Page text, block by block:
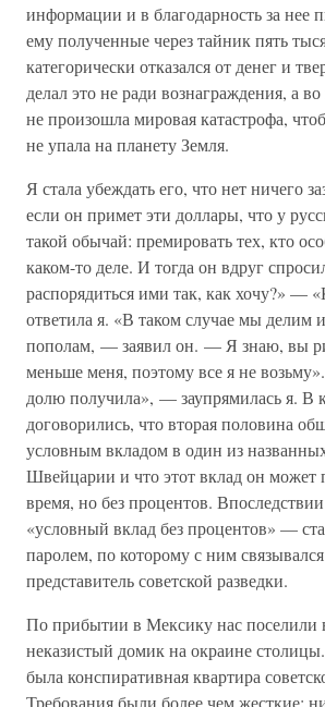
информации и в благодарность за нее
ему полученные через тайник пять
категорически отказался от денег и
делал это не ради вознаграждения, а
не произошла мировая катастрофа,
не упала на планету Земля.
Я стала убеждать его, что нет ничего
если он примет эти доллары, что у
такой обычай: премировать тех, кто
каком-то деле. И тогда он вдруг
распорядиться ими так, как хочу?» —
ответила я. «В таком случае мы делим
пополам, — заявил он. — Я знаю, вы
меньше меня, поэтому все я не
долю получила», — заупрямилась я. В
договорились, что вторая половина
условным вкладом в один из
Швейцарии и что этот вклад он может
время, но без процентов.
«условный вклад без процентов» —
паролем, по которому с ним
представитель советской разведки.
По прибытии в Мексику нас поселили
неказистый домик на окраине
была конспиративная квартира
Требования были более чем жесткие: